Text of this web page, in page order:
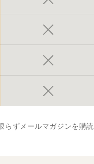
らずメールマガジンを購読